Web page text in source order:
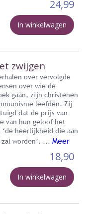
24,99
In winkelwagen
zwijgen
over vervolgde
over wie de
gaan, zijn christenen
leefden. Zij
dat de prijs van
van hun geloof het
‘de heerlijkheid die aan
worden’. ... Meer
18,90
In winkelwagen